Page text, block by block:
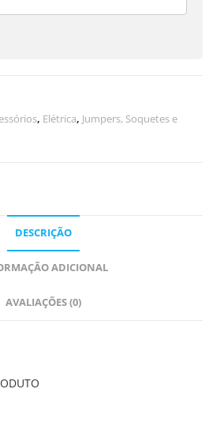
, Elétrica, Jumpers, Soquetes e
DESCRIÇÃO
ADICIONAL
AVALIAÇÕES (0)